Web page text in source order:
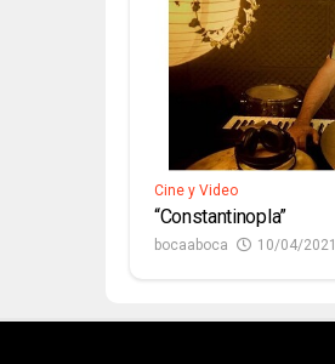
Cine y Video
“Constantinopla”
bocaaboca 10/04/2021